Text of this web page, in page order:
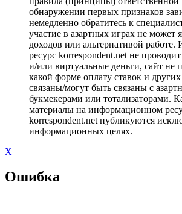
обнаружении первых признаков
немедленно обратитесь к
участие в азартных играх не может
доходов или альтернативой
ресурс korrespondent.net не
и/или виртуальные деньги, сайт не
какой форме оплату ставок и
связаны/могут быть связаны с
букмекерами или тотализаторами.
материалы на информационном
korrespondent.net публикуются
информационных целях.
X
Ошибка